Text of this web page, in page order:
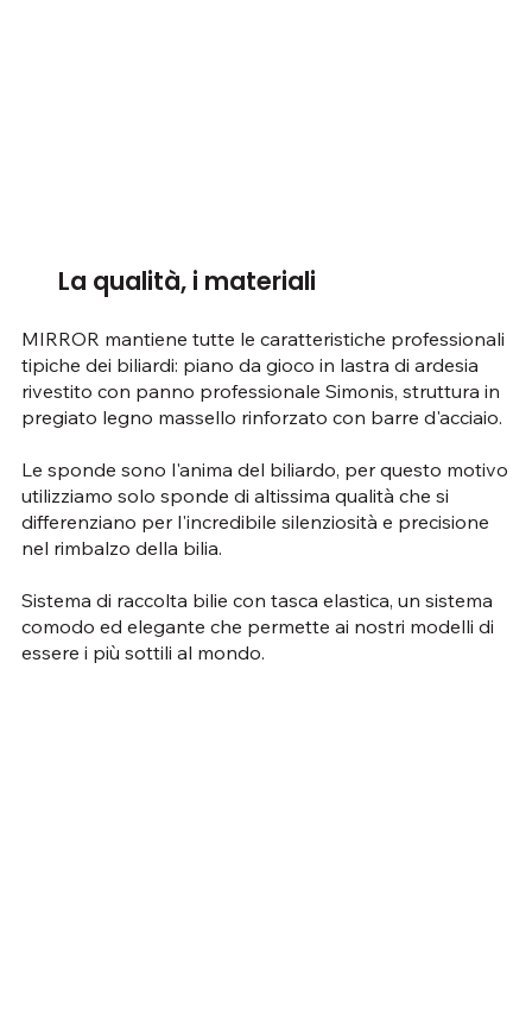
La qualità, i materiali
MIRROR mantiene tutte le caratteristiche professionali
tipiche dei biliardi: piano da gioco in lastra di ardesia
rivestito con panno professionale Simonis, struttura in
pregiato legno massello rinforzato con barre d'acciaio.
Le sponde sono l'anima del biliardo, per questo motivo
utilizziamo solo sponde di altissima qualità che si
differenziano per l'incredibile silenziosità e precisione
nel rimbalzo della bilia.
Sistema di raccolta bilie con tasca elastica, un sistema
comodo ed elegante che permette ai nostri modelli di
essere i più sottili al mondo.